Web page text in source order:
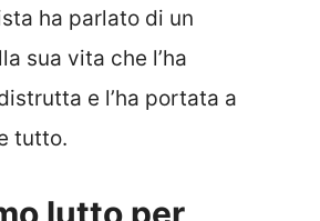
ha parlato di un
sua vita che l’ha
e l’ha portata a
tutto.